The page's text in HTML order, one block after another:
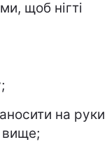
щоб нігті
на руки
вище;